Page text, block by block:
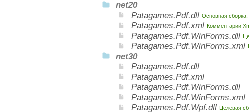
net20
Patagames.Pdf.dll Основная сборка,
Patagames.Pdf.xml Комментарии
Patagames.Pdf.WinForms.dll
Patagames.Pdf.WinForms.xml
net30
Patagames.Pdf.dll
Patagames.Pdf.xml
Patagames.Pdf.WinForms.dll
Patagames.Pdf.WinForms.xml
Patagames.Pdf.Wpf.dll Целевая